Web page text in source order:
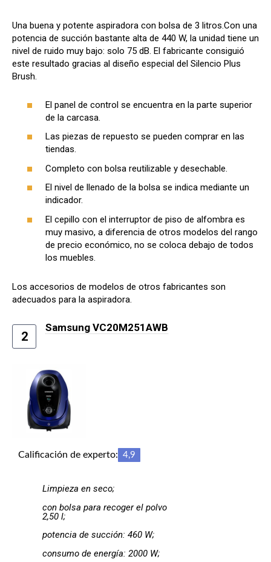
Una buena y potente aspiradora con bolsa de 3 litros.Con una
potencia de succión bastante alta de 440 W, la unidad tiene un
nivel de ruido muy bajo: solo 75 dB. El fabricante consiguió
este resultado gracias al diseño especial del Silencio Plus
Brush.
El panel de control se encuentra en la parte superior
de la carcasa.
Las piezas de repuesto se pueden comprar en las
tiendas.
Completo con bolsa reutilizable y desechable.
El nivel de llenado de la bolsa se indica mediante un
indicador.
El cepillo con el interruptor de piso de alfombra es
muy masivo, a diferencia de otros modelos del rango
de precio económico, no se coloca debajo de todos
los muebles.
Los accesorios de modelos de otros fabricantes son
adecuados para la aspiradora.
2
Samsung VC20M251AWB
Calificación de experto: 4,9
Limpieza en seco;
con bolsa para recoger el polvo
2,50 l;
potencia de succión: 460 W;
consumo de energía: 2000 W;